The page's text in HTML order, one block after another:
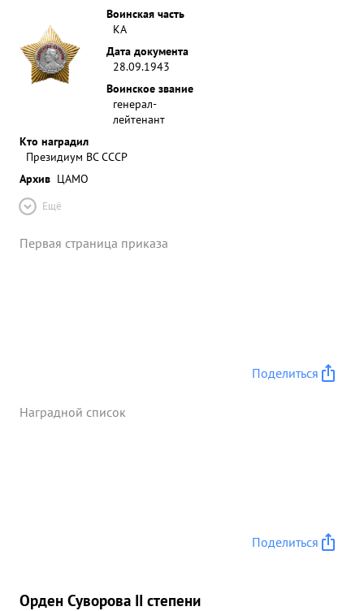
Воинская часть
КА
Дата документа
28.09.1943
Воинское звание
генерал-
лейтенант
Кто наградил
Президиум ВС СССР
Архив ЦАМО
Ещё
Первая страница приказа
Поделиться
Наградной список
Поделиться
Орден Суворова II степени